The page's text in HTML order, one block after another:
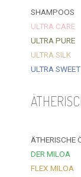
SHAMPOOS
ULTRA CARE
ULTRA PURE
ULTRA SILK
ULTRA SWEET
ÄTHERISCHE
DER MILOA
FLEX MILOA